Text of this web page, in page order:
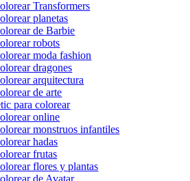
Transformers
planetas
de Barbie
robots
moda fashion
dragones
arquitectura
de arte
para colorear
online
monstruos infantiles
hadas
frutas
flores y plantas